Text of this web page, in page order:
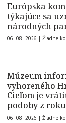
Európska
týkajúce sa
národných
06. 08. 2026 | Žiadne
Múzeum
vyhoreného
Cieľom je
podoby z roku
06. 08. 2026 | Žiadne